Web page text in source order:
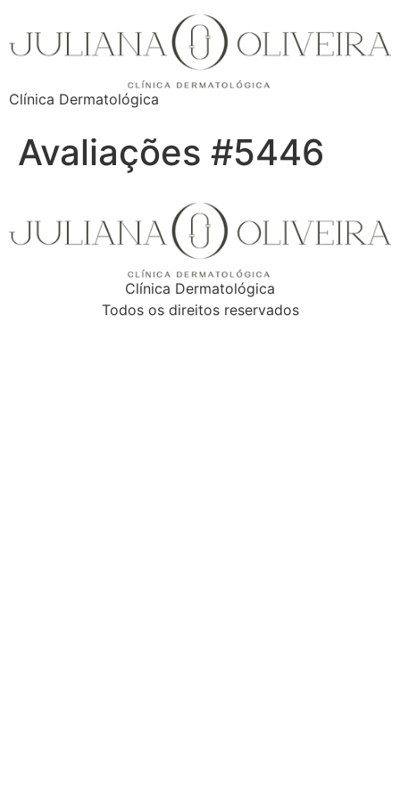
Clínica Dermatológica
Avaliações #5446
Clínica Dermatológica
Todos os direitos reservados